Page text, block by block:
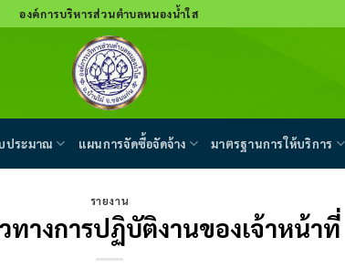
องค์การบริหารส่วนตำบลหนองน้ำใส
ประมาณ แผนการจัดซื้อจัดจ้าง มาตรฐานการให้บริการ
รายงาน
ทางการปฏิบัติงานของเจ้าหน้าที่